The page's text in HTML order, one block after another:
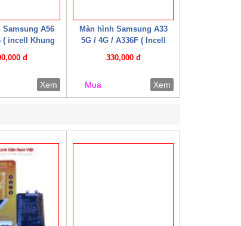
Samsung A56
( incell Khung
đ
Xem
Màn hình Samsung A33
5G / 4G / A336F ( Incell
330,000 đ
Mua Xem